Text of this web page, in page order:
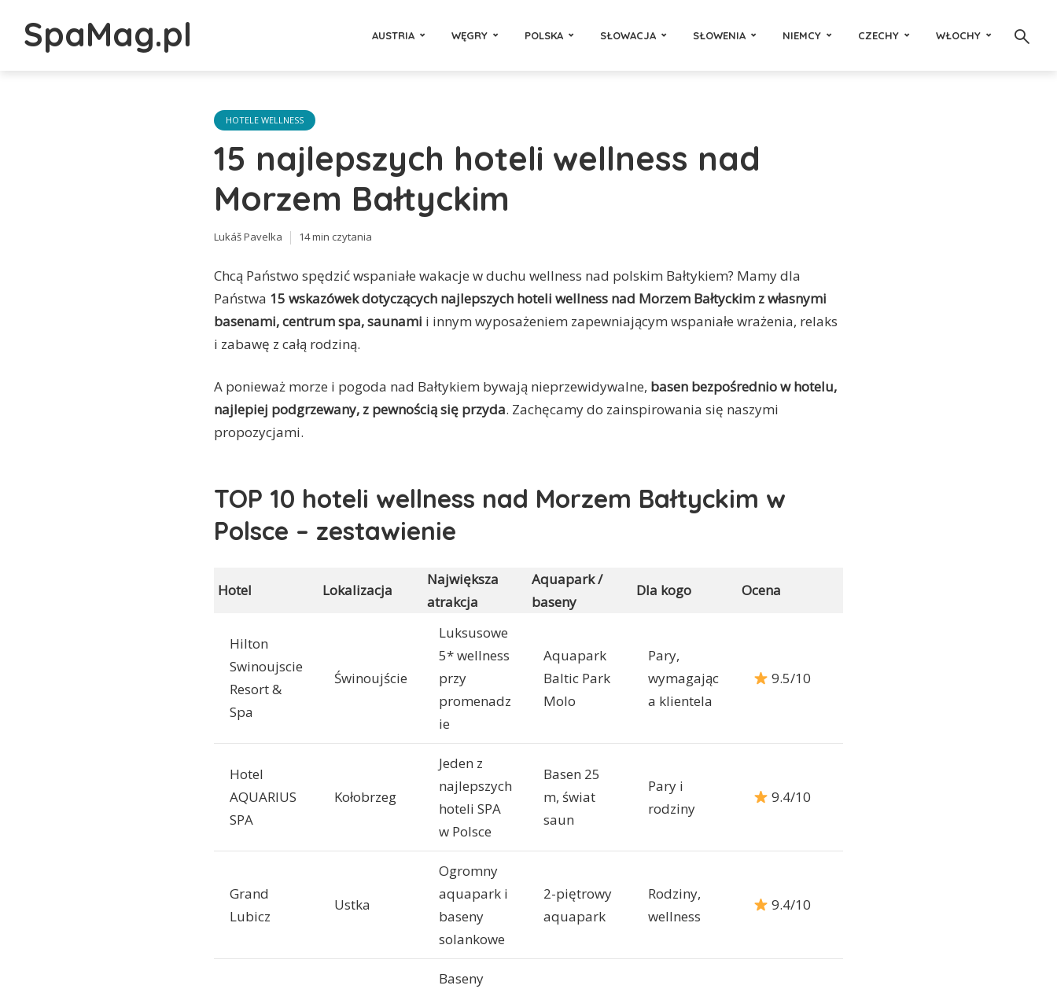
SpaMag.pl AUSTRIA WĘGRY POLSKA SŁOWACJA SŁOWENIA NIEMCY CZECHY WŁOCHY
HOTELE WELLNESS
15 najlepszych hoteli wellness nad
Morzem Bałtyckim
Lukáš Pavelka 14 min czytania
Chcą Państwo spędzić wspaniałe wakacje w duchu wellness nad polskim Bałtykiem? Mamy dla
Państwa 15 wskazówek dotyczących najlepszych hoteli wellness nad Morzem Bałtyckim z własnymi
basenami, centrum spa, saunami i innym wyposażeniem zapewniającym wspaniałe wrażenia, relaks
i zabawę z całą rodziną.
A ponieważ morze i pogoda nad Bałtykiem bywają nieprzewidywalne, basen bezpośrednio w hotelu,
najlepiej podgrzewany, z pewnością się przyda. Zachęcamy do zainspirowania się naszymi
propozycjami.
TOP 10 hoteli wellness nad Morzem Bałtyckim w
Polsce – zestawienie
Hotel Lokalizacja
Największa
atrakcja
Aquapark /
baseny
Dla kogo Ocena
Hilton
Swinoujscie
Resort &
Spa
Świnoujście
Luksusowe
5* wellness
przy
promenadz
ie
Aquapark
Baltic Park
Molo
Pary,
wymagając
a klientela
9.5/10
Hotel
AQUARIUS
SPA
Kołobrzeg
Jeden z
najlepszych
hoteli SPA
w Polsce
Basen 25
m, świat
saun
Pary i
rodziny
9.4/10
Grand
Lubicz
Ustka
Ogromny
aquapark i
baseny
solankowe
2-piętrowy
aquapark
Rodziny,
wellness
9.4/10
Baseny